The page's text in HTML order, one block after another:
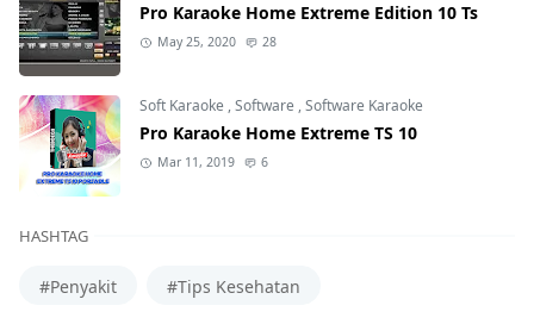
Pro Karaoke Home Extreme Edition 10 Ts
May 25, 2020 28
Soft Karaoke ,Software ,Software Karaoke
Pro Karaoke Home Extreme TS 10
Mar 11, 2019 6
HASHTAG
#Penyakit #Tips Kesehatan